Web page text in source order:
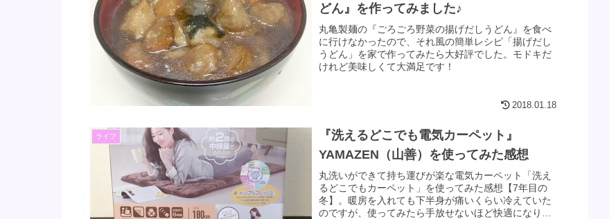
どん』を作ってみました♪
丸亀製麺の『ごろごろ野菜の揚げだしうどん』を食べ
に行けなかったので、それ風の簡単レシピ「揚げだし
うどん」を家で作ってみたら大好評でした。モドキだ
けれど美味しくて大満足です！
2018.01.18
ライフ
『洗えるどこでも電気カーペット』
YAMAZEN（山善）を使ってみた感想
丸洗いができて持ち運びが楽な電気カーペット「洗え
るどこでもカーペット」を使ってみた感想【7年目の
冬】。暖房を入れても下半身が痛いくらい冷えていた
のですが、使ってみたら手放せないほど快適になりま